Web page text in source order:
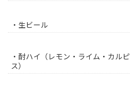
・生ビール
・酎ハイ（レモン・ライム・カルピ
ス）